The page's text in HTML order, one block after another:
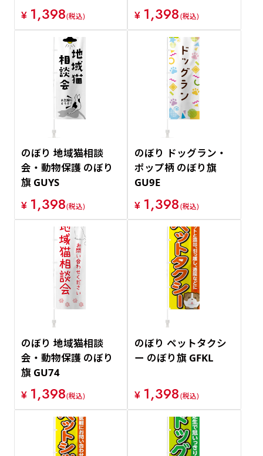
¥ 1,398(税込) ¥ 1,398(税込)
のぼり 地域猫相談
会・動物保護 のぼり
旗 GUYS
¥ 1,398(税込)
のぼり ドッグラン・
ポップ柄 のぼり旗
GU9E
¥ 1,398(税込)
のぼり 地域猫相談
会・動物保護 のぼり
旗 GU74
¥ 1,398(税込)
のぼり ペットタクシ
ー のぼり旗 GFKL
¥ 1,398(税込)